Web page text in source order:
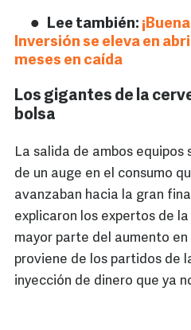
Lee también:
Inversión se eleva en
meses en caída
Los gigantes de la
bolsa
La salida de ambos equipos
de un auge en el consumo
avanzaban hacia la gran
explicaron los expertos de
mayor parte del aumento
proviene de los partidos de
inyección de dinero que ya